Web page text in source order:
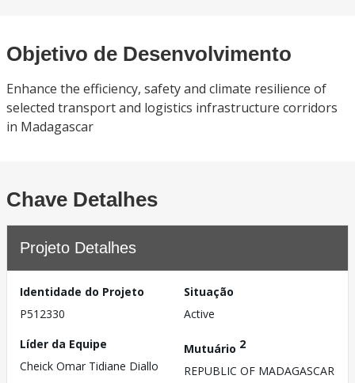
Objetivo de Desenvolvimento
Enhance the efficiency, safety and climate resilience of
selected transport and logistics infrastructure corridors
in Madagascar
Chave Detalhes
Projeto Detalhes
Identidade do Projeto
P512330
Situação
Active
Líder da Equipe
Cheick Omar Tidiane Diallo
Mutuário 2
REPUBLIC OF MADAGASCAR